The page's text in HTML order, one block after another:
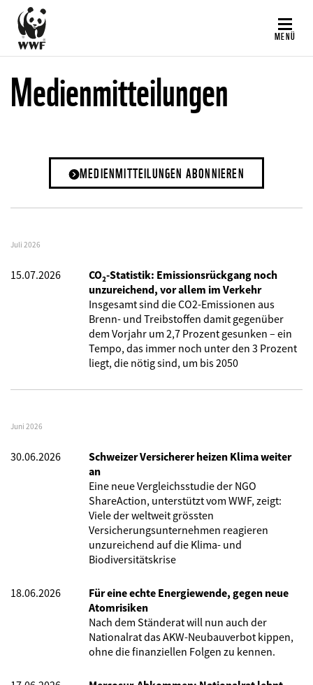
Direkt
zum
Inhalt
MENÜ
Medienmitteilungen
MEDIENMITTEILUNGEN ABONNIEREN
Juli 2026
15.07.2026
CO₂-Statistik: Emissionsrückgang noch
unzureichend, vor allem im Verkehr
Insgesamt sind die CO2-Emissionen aus
Brenn- und Treibstoffen damit gegenüber
dem Vorjahr um 2,7 Prozent gesunken – ein
Tempo, das immer noch unter den 3 Prozent
liegt, die nötig sind, um bis 2050
Juni 2026
30.06.2026
Schweizer Versicherer heizen Klima weiter
an
Eine neue Vergleichsstudie der NGO
ShareAction, unterstützt vom WWF, zeigt:
Viele der weltweit grössten
Versicherungsunternehmen reagieren
unzureichend auf die Klima- und
Biodiversitätskrise
18.06.2026
Für eine echte Energiewende, gegen neue
Atomrisiken
Nach dem Ständerat will nun auch der
Nationalrat das AKW-Neubauverbot kippen,
ohne die finanziellen Folgen zu kennen.